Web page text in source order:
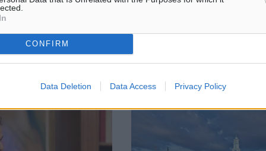
CONFIRM
Data Deletion Data Access Privacy Policy
Μποφίλιου, του Θέμη
και του Γεράσιμου
ύστερα από έναν
κυκλοφορεί στα περίπτερα.
πολιτική, αλλά και επί ...